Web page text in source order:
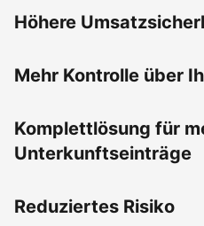
Höhere
Mehr Kontrolle über
Komplettlösung für
Unterkunftseinträge
Reduziertes Risiko